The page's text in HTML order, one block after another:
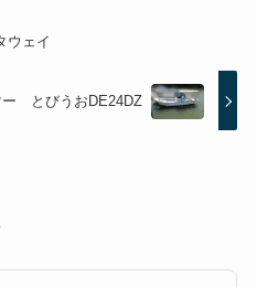
ウェイ
ー とびうおDE24DZ